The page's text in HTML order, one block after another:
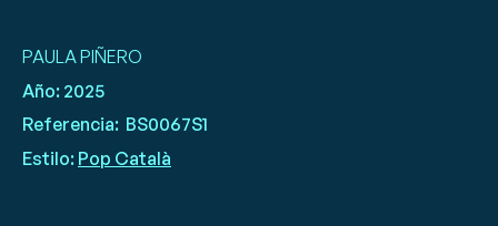
PAULA PIÑERO
Año: 2025
Referencia: BS0067S1
Estilo: Pop Català